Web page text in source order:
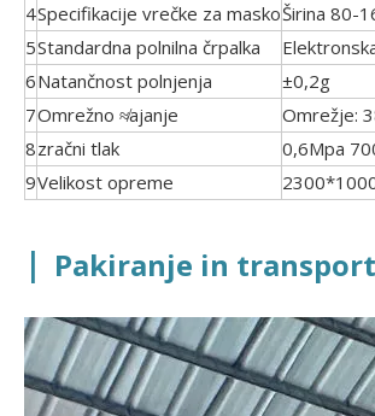
4Specifikacije vrečke za maskoŠirina 80-
5Standardna polnilna črpalka
6Natančnost polnjenja
±0,2g
7Omrežno ≉ajanje
Omrežje:
8zračni tlak
0,6Mpa
9Velikost opreme
| Pakiranje in transport